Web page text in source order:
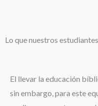
Lo que nuestros
El llevar la educación
sin embargo, para este